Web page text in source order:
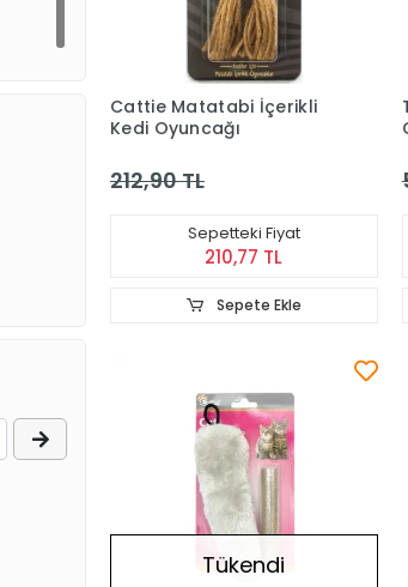
Cattie Matatabi İçerikli
Kedi Oyuncağı
212,90 TL
Sepetteki Fiyat
210,77 TL
Sepete Ekle
Tükendi